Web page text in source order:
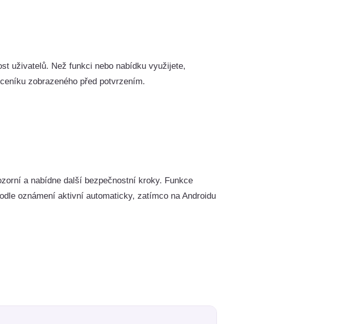
uživatelů. Než funkci nebo nabídku využijete,
zobrazeného před potvrzením.
a nabídne další bezpečnostní kroky. Funkce
oznámení aktivní automaticky, zatímco na Androidu